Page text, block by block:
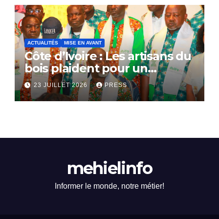
ACTUALITÉS MISE EN AVANT
Côte d’Ivoire : Les artisans du
bois plaident pour un
dialogue national
23 JUILLET 2026 PRESS
mehielinfo
Informer le monde, notre métier!